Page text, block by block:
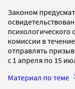
Законом
комиссии в
отправлять
с 1 апреля по 15
Материал по теме